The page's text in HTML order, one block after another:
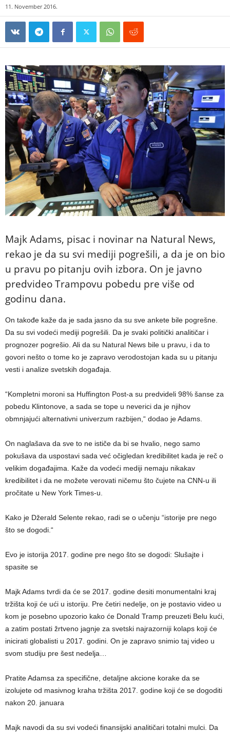
11. November 2016.
Majk Adams, pisac i novinar na Natural News,
rekao je da su svi mediji pogrešili, a da je on bio
u pravu po pitanju ovih izbora. On je javno
predvideo Trampovu pobedu pre više od
godinu dana.
On takođe kaže da je sada jasno da su sve ankete bile pogrešne.
Da su svi vodeći mediji pogrešili. Da je svaki politički analitičar i
prognozer pogrešio. Ali da su Natural News bile u pravu, i da to
govori nešto o tome ko je zapravo verodostojan kada su u pitanju
vesti i analize svetskih događaja.
“Kompletni moroni sa Huffington Post-a su predvideli 98% šanse za
pobedu Klintonove, a sada se tope u neverici da je njihov
obmnjajući alternativni univerzum razbijen,“ dodao je Adams.
On naglašava da sve to ne ističe da bi se hvalio, nego samo
pokušava da uspostavi sada već očigledan kredibilitet kada je reč o
velikim događajima. Kaže da vodeći mediji nemaju nikakav
kredibilitet i da ne možete verovati ničemu što čujete na CNN-u ili
pročitate u New York Times-u.
Kako je Džerald Selente rekao, radi se o učenju “istorije pre nego
što se dogodi.“
Evo je istorija 2017. godine pre nego što se dogodi: Slušajte i
spasite se
Majk Adams tvrdi da će se 2017. godine desiti monumentalni kraj
tržišta koji će ući u istoriju. Pre četiri nedelje, on je postavio video u
kom je posebno upozorio kako će Donald Tramp preuzeti Belu kući,
a zatim postati žrtveno jagnje za svetski najrazorniji kolaps koji će
inicirati globalisti u 2017. godini. On je zapravo snimio taj video u
svom studiju pre šest nedelja…
Pratite Adamsa za specifične, detaljne akcione korake da se
izolujete od masivnog kraha tržišta 2017. godine koji će se dogoditi
nakon 20. januara
Majk navodi da su svi vodeći finansijski analitičari totalni mulci. Da